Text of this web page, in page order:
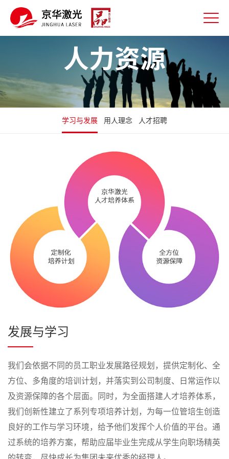
人力资源
学习与发展 用人理念 人才招聘
发展与学习
我们会依据不同的员工职业发展路径规划，提供定制化、全
方位、多角度的培训计划，并落实到公司制度、日常运作以
及资源保障的各个层面。同时，为全面搭建人才培养体系，
我们创新性建立了系列专项培养计划，为每一位管培生创造
良好的工作与学习环境，给予他们发挥个人价值的平台。通
过系统的培养方案，帮助应届毕业生完成从学生向职场精英